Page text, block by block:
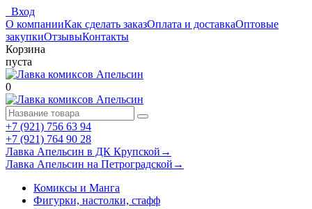
Вход
О компанииКак сделать заказОплата и доставкаОптовые
закупкиОтзывыКонтакты
Корзина
пуста
0
+7 (921) 756 63 94
+7 (921) 764 90 28
Лавка Апельсин в ДК Крупской →
Лавка Апельсин на Петроградской →
Комиксы и Манга
Фигурки, настолки, стафф